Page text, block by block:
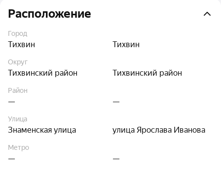
Расположение
Город
Тихвин Тихвин
Округ
Тихвинский район Тихвинский район
Район
— —
Улица
Знаменская улица улица Ярослава Иванова
Метро
— —